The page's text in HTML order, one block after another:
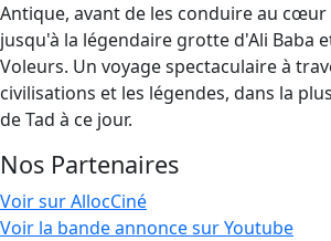
Antique, avant de les conduire au
jusqu'à la légendaire grotte d'Ali Baba
Voleurs. Un voyage spectaculaire à
civilisations et les légendes, dans la
de Tad à ce jour.
Nos Partenaires
Voir sur AllocCiné
Voir la bande annonce sur Youtube